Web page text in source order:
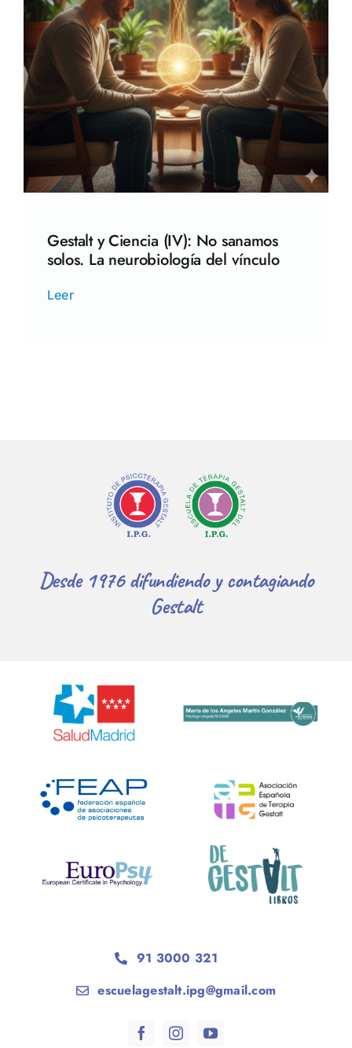
Gestalt y Ciencia (IV): No sanamos
solos. La neurobiología del vínculo
Leer
Desde 1976 difundiendo y contagiando
Gestalt
91 3000 321
escuelagestalt.ipg@gmail.com